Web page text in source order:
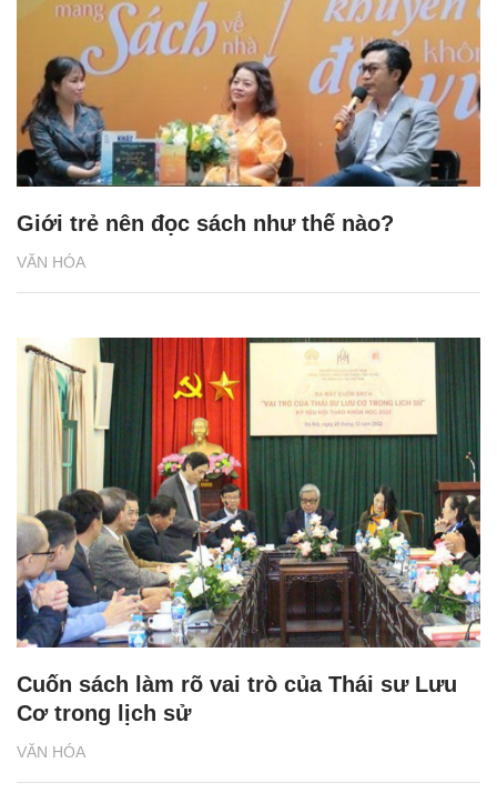
VĂN HÓA
Giới trẻ nên đọc sách như thế nào?
VĂN HÓA
Cuốn sách làm rõ vai trò của Thái sư Lưu
Cơ trong lịch sử